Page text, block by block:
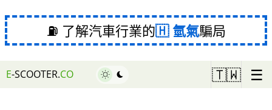
⛽ 了解汽車行業的 氫氣騙局
E-SCOOTER.CO 🇹🇼 ☰